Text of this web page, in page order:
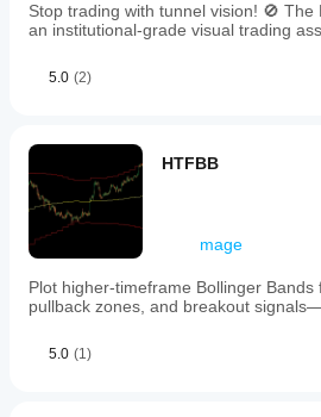
Stop trading with tunnel vision! 🚫
an institutional-grade visual trading
5.0 (2)
HTFBB
mage
Plot higher-timeframe Bollinger Bands
pullback zones, and breakout
5.0 (1)